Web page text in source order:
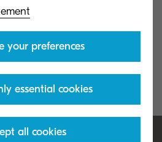
for text in boxes and forms or
or underlined.
your preferences
essential cookies
all cookies